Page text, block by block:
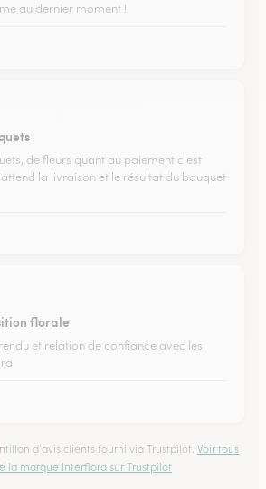
au dernier moment !
de fleurs quant au paiement c'est
la livraison et le résultat du bouquet
florale
et relation de confiance avec les
d'avis clients fourni via Trustpilot. Voir tous
la marque Interflora sur Trustpilot